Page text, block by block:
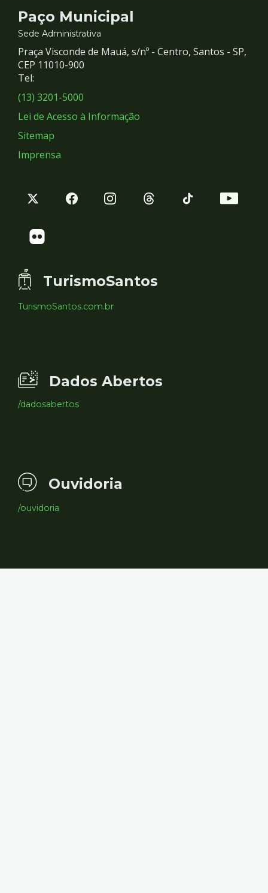
Contato
e
Redes
Sociais
Paço Municipal
Sede Administrativa
Praça Visconde de Mauá, s/nº - Centro, Santos - SP,
CEP 11010-900
Tel:
(13) 3201-5000
Lei de Acesso à Informação
Sitemap
Imprensa
TurismoSantos
TurismoSantos.com.br
Dados Abertos
/dadosabertos
Ouvidoria
/ouvidoria